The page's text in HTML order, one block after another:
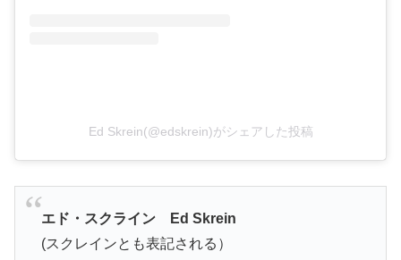
Ed Skrein(@edskrein)がシェアした投稿
エド・スクライン Ed Skrein
(スクレインとも表記される）